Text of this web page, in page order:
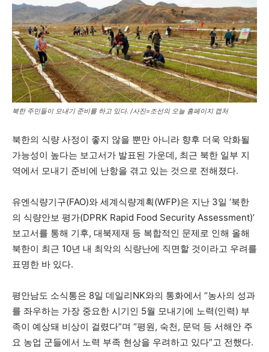
북한 주민들이 모내기 준비를 하고 있다. /사진=조선의 오늘 홈페이지 캡처
북한의 식량 사정이 좋지 않을 뿐만 아니라 향후 더욱 악화될
가능성이 높다는 보고서가 발표된 가운데, 최근 북한 일부 지
역에서 모내기 준비에 난항을 겪고 있는 것으로 전해졌다.
유엔식량기구(FAO)와 세계식량계획(WFP)은 지난 3일 ‘북한
의 식량안보 평가(DPRK Rapid Food Security Assessment)’
보고서를 통해 기후, 대북제재 등 복합적인 문제로 인해 올해
북한이 최근 10년 내 최악의 식량난에 직면할 것이라고 우려를
표명한 바 있다.
평안남도 소식통은 8일 데일리NK와의 통화에서 “농사의 성과
를 좌우하는 가장 중요한 시기인 5월 모내기에 노력(인력) 부
족이 예상돼 비상이 걸렸다”며 “평원, 숙천, 문덕 등 서해안 주
요 농업 군들에서 노력 부족 현상을 우려하고 있다”고 전했다.